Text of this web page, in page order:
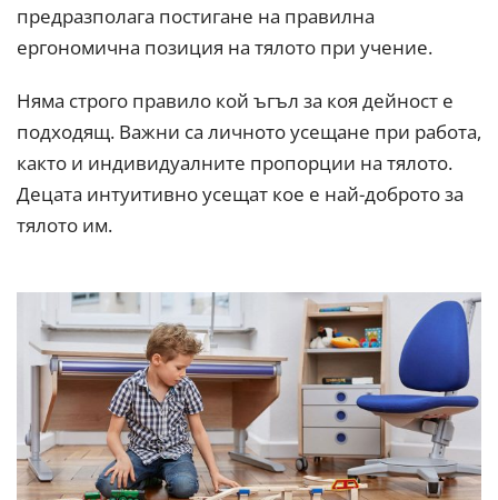
предразполага постигане на правилна
ергономична позиция на тялото при учение.
Няма строго правило кой ъгъл за коя дейност е
подходящ. Важни са личното усещане при работа,
както и индивидуалните пропорции на тялото.
Децата интуитивно усещат кое е най-доброто за
тялото им.